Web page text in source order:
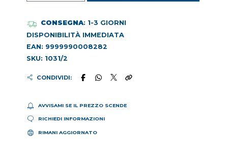
CONSEGNA: 1-3 GIORNI
DISPONIBILITÀ IMMEDIATA
EAN: 9999990008282
SKU: 1031/2
CONDIVIDI:
AVVISAMI SE IL PREZZO SCENDE
RICHIEDI INFORMAZIONI
RIMANI AGGIORNATO